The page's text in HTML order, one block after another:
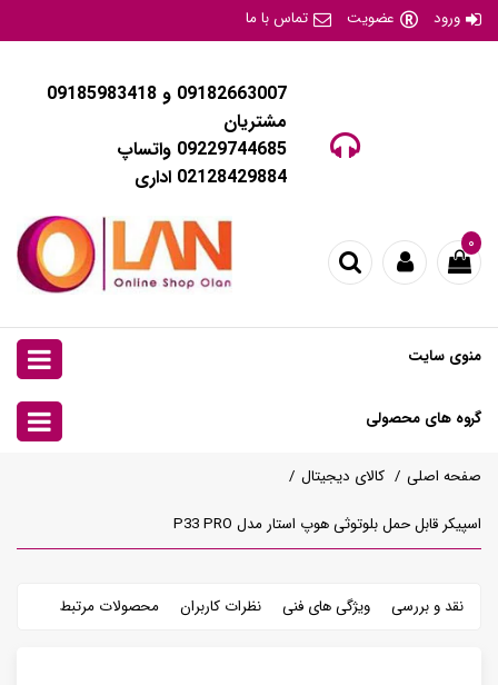
ورود عضویت تماس با ما
09182663007 و 09185983418
مشتریان
09229744685 واتساپ
02128429884 اداری
۰
منوی سایت
گروه های محصولی
صفحه اصلی کالای دیجیتال
اسپیکر قابل حمل بلوتوثی هوپ استار مدل P33 PRO
نقد و بررسی ویژگی های فنی نظرات کاربران محصولات مرتبط